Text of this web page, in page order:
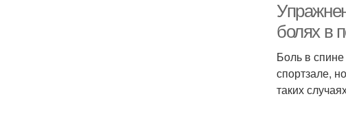
болях в
Боль в
спортзале,
таких